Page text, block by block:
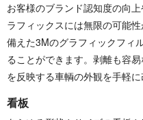
お客様のブランド認知度の向
ラフィックスには無限の可能
備えた3Mのグラフィックフィ
ることができます。剥離も容
を反映する車輌の外観を手軽に
看板